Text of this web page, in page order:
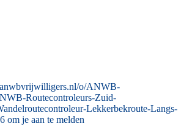
anwbvrijwilligers.nl/o/ANWB-
Routecontroleurs-Zuid-
Lekkerbekroute-Langs-
om je aan te melden